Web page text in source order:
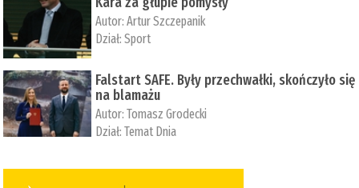
Autor:Artur Szczepanik
Dział:Sport
Falstart SAFE. Były przechwałki, skończyło się
na blamażu
Autor:Tomasz Grodecki
Dział:Temat Dnia